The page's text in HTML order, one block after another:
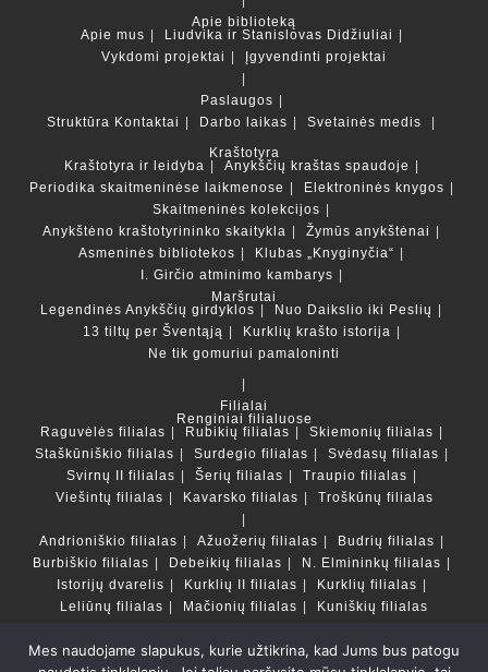
Apie biblioteką
Apie mus
Liudvika ir Stanislovas Didžiuliai
Vykdomi projektai
Įgyvendinti projektai
Paslaugos
Struktūra Kontaktai Darbo laikas
Svetainės medis
Kraštotyra
Kraštotyra ir leidyba
Anykščių kraštas spaudoje
Periodika skaitmeninėse laikmenose
Elektroninės knygos
Skaitmeninės kolekcijos
Anykštėno kraštotyrininko skaitykla
Žymūs anykštėnai
Asmeninės bibliotekos
Klubas „Knyginyčia“
I. Girčio atminimo kambarys
Maršrutai
Legendinės Anykščių girdyklos
Nuo Daikslio iki Peslių
13 tiltų per Šventąją
Kurklių krašto istorija
Ne tik gomuriui pamaloninti
Filialai
Renginiai filialuose
Raguvėlės filialas
Rubikių filialas
Skiemonių filialas
Staškūniškio filialas
Surdegio filialas
Svėdasų filialas
Svirnų II filialas
Šerių filialas
Traupio filialas
Viešintų filialas
Kavarsko filialas Troškūnų filialas
Andrioniškio filialas Ažuožerių filialas
Budrių filialas
Burbiškio filialas
Debeikių filialas
N. Elmininkų filialas
Istorijų dvarelis
Kurklių II filialas
Kurklių filialas
Leliūnų filialas
Mačionių filialas Kuniškių filialas
Duomenų bazės ir katalogai
Mes naudojame slapukus, kurie užtikrina, kad Jums bus patogu